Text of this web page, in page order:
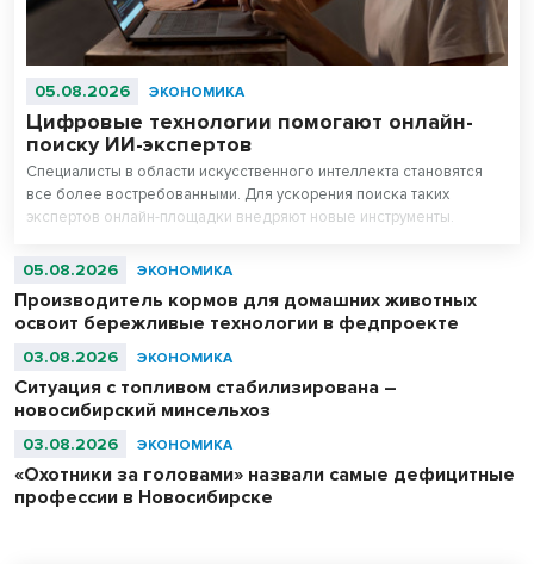
05.08.2026 ЭКОНОМИКА
Цифровые технологии помогают онлайн-
поиску ИИ-экспертов
Специалисты в области искусственного интеллекта становятся
все более востребованными. Для ускорения поиска таких
экспертов онлайн-площадки внедряют новые инструменты.
05.08.2026 ЭКОНОМИКА
Производитель кормов для домашних животных
освоит бережливые технологии в федпроекте
03.08.2026 ЭКОНОМИКА
Ситуация с топливом стабилизирована –
новосибирский минсельхоз
03.08.2026 ЭКОНОМИКА
«Охотники за головами» назвали самые дефицитные
профессии в Новосибирске